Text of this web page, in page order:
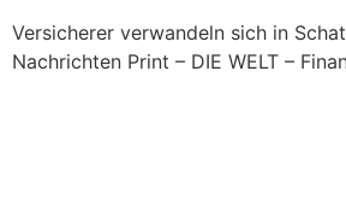
Versicherer verwandeln sich in
Nachrichten Print – DIE WELT –